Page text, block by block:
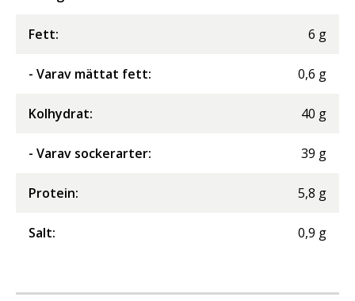
Fett: 6 g
- Varav mättat fett: 0,6 g
Kolhydrat: 40 g
- Varav sockerarter: 39 g
Protein: 5,8 g
Salt: 0,9 g